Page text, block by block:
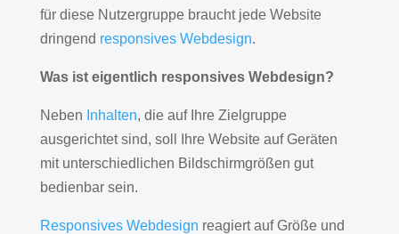
für diese Nutzergruppe braucht jede Website
dringend responsives Webdesign.
Was ist eigentlich responsives Webdesign?
Neben Inhalten, die auf Ihre Zielgruppe
ausgerichtet sind, soll Ihre Website auf Geräten
mit unterschiedlichen Bildschirmgrößen gut
bedienbar sein.
Responsives Webdesign reagiert auf Größe und